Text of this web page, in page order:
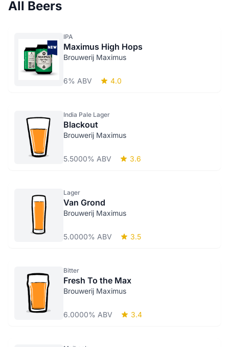
All Beers
IPA
Maximus High Hops
Brouwerij Maximus
6% ABV 4.0
India Pale Lager
Blackout
Brouwerij Maximus
5.5000% ABV 3.6
Lager
Van Grond
Brouwerij Maximus
5.0000% ABV 3.5
Bitter
Fresh To the Max
Brouwerij Maximus
6.0000% ABV 3.4